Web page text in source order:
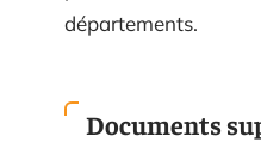
départements.
Documents